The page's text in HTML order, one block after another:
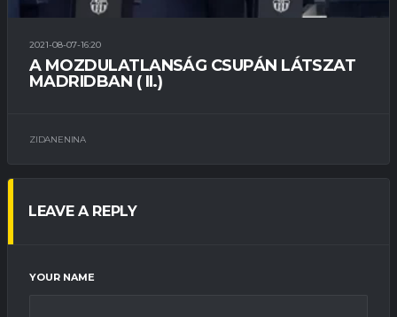
2021-08-07-16:20
A MOZDULATLANSÁG CSUPÁN LÁTSZAT
MADRIDBAN ( II.)
ZIDANENINA
LEAVE A REPLY
YOUR NAME